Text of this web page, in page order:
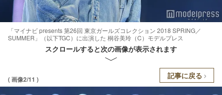
「マイナビ presents 第26回 東京ガールズコレクション 2018 SPRING／
SUMMER」（以下TGC）に出演した 桐谷美玲（C）モデルプレス
スクロールすると次の画像が表示されます
( 画像2/11 ) 記事に戻る